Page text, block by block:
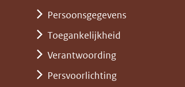
Persoonsgegevens
Toegankelijkheid
Verantwoording
Persvoorlichting